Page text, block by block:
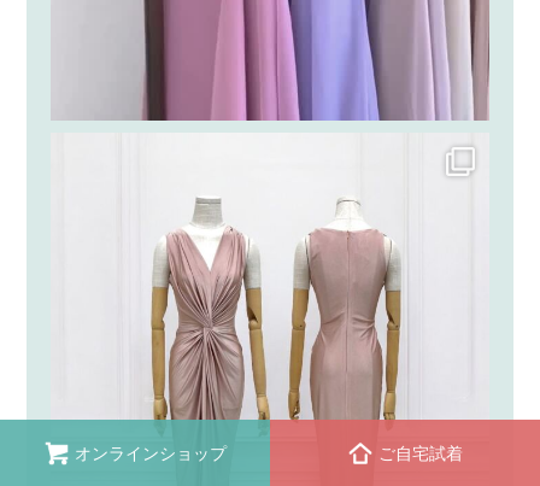
オンラインショップ ご自宅試着